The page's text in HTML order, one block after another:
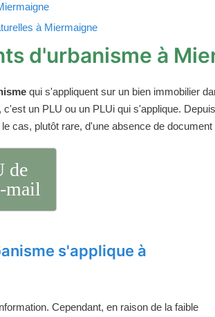
à Miermaigne
d'urbanisme à
qui s'appliquent sur un bien immobilier
un PLU ou un PLUi qui s'applique.
cas, plutôt rare, d'une absence de
de
mail
s'applique à
Cependant, en raison de la faible